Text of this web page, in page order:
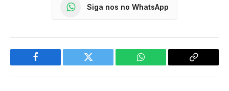
Siga nos no WhatsApp
Facebook Twitter WhatsApp
Copy